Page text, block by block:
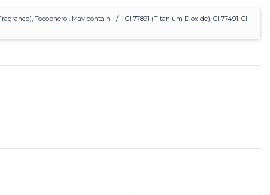
Tocopherol. May contain +/- : CI 77891 (Titanium Dioxide), CI 77491, CI